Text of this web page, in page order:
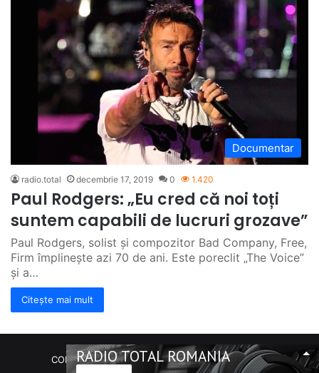
Documentar
radio.total decembrie 17, 2019 0 1.420
Paul Rodgers: „Eu cred că noi toți
suntem capabili de lucruri grozave”
Paul Rodgers, solist și compozitor Bad Company, Free,
Firm împlinește azi 70 de ani. Este poreclit „The Voice”
și a…
Citește mai mult
COPYRIGHT Radio Total România. (C) 2020-2023
RADIO TOTAL ROMANIA